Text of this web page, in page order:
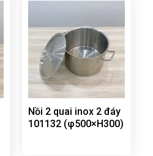
Nồi 2 quai inox 2 đáy
101132 (φ500×H300)